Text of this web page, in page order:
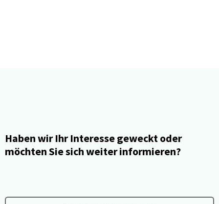
Haben wir Ihr Interesse geweckt oder
möchten Sie sich weiter informieren?